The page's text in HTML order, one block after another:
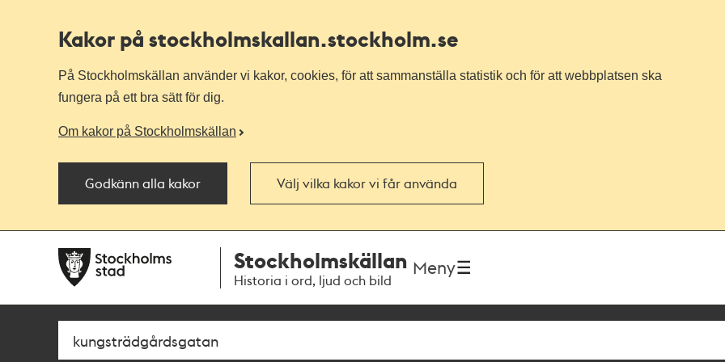
Kakor på stockholmskallan.stockholm.se
På Stockholmskällan använder vi kakor, cookies, för att sammanställa statistik och för att webbplatsen ska
fungera på ett bra sätt för dig.
Om kakor på Stockholmskällan
Godkänn alla kakor Välj vilka kakor vi får använda
navigationen
huvudinnehållet
Stockholmskällan
Historia i ord, ljud och bild
Meny
Sök